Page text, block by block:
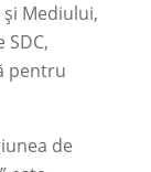
Mediului,
pentru
de